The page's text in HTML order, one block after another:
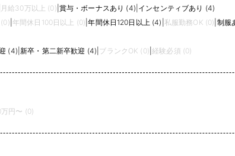
月給30万以上 (0) 賞与・ボーナスあり (4) インセンティブあり (4)
年間休日100日以上 (0) |年間休日120日以上 (4) 私服勤務OK (0) 制服
(4) |新卒・第二新卒歓迎 (4) ブランクOK (0) |経験必須 (0)
円〜 (0)